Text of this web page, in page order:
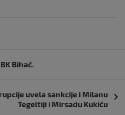
Bihać.
uvela sankcije i Milanu
Tegeltiji i Mirsadu Kukiću